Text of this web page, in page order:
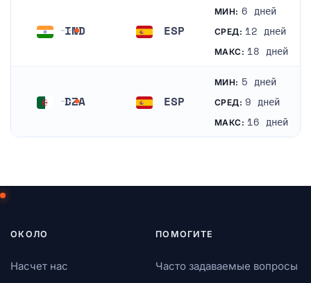
IND ESP
МИН: 6 дней
СРЕД: 12 дней
МАКС: 18 дней
DZA ESP
МИН: 5 дней
СРЕД: 9 дней
МАКС: 16 дней
ОКОЛО
Насчет нас
ПОМОГИТЕ
Часто задаваемые вопросы